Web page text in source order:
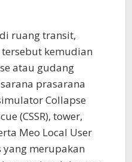
ruang transit,
kemudian
atau gudang
prasarana
Collapse
(CSSR), tower,
Meo Local User
yang merupakan